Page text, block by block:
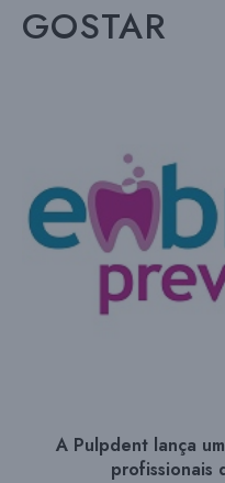
GOSTAR
A Pulpdent lança
profissionais